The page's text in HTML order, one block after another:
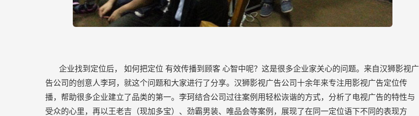
企业找到定位后， 如何把定位 有效传播到顾客 心智中呢？这是很多企业家关心的问题。来自汉狮影视广
告公司的创意人李珂，就这个问题和大家进行了分享。汉狮影视广告公司十余年来专注用影视广告定位传
播，帮助很多企业建立了品类的第一。李珂结合公司过往案例用轻松诙谐的方式，分析了电视广告的特性与
受众的心里，再以王老吉（现加多宝）、劲霸男装、唯品会等案例，展现了在同一定位语下不同的表现方